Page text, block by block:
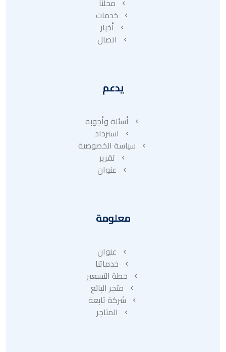
محلنا
خدمات
أخبار
اتصال
يدعم
أسئلة وأجوبة
استرداد
سياسة الخصوصية
تقرير
عنوان
معلومة
عنوان
خدماتنا
خطة التسعير
متجر البائع
شركة تابعة
المتاجر